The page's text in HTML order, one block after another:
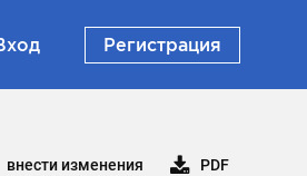
Регистрация
внести изменения PDF